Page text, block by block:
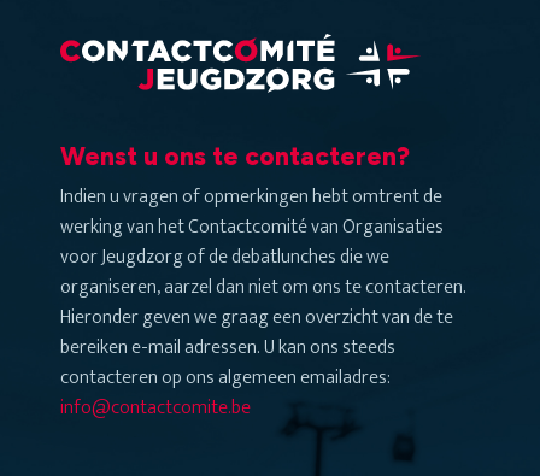
Wenst u ons te contacteren?
Indien u vragen of opmerkingen hebt omtrent de
werking van het Contactcomité van Organisaties
voor Jeugdzorg of de debatlunches die we
organiseren, aarzel dan niet om ons te contacteren.
Hieronder geven we graag een overzicht van de te
bereiken e-mail adressen. U kan ons steeds
contacteren op ons algemeen emailadres:
info@contactcomite.be